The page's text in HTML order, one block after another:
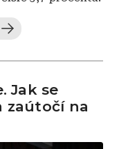
Jak se
zaútočí na